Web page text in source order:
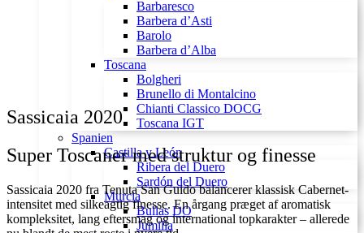
Barbaresco
Barbera d’Asti
Barolo
Barbera d’Alba
Toscana
Bolgheri
Brunello di Montalcino
Chianti Classico DOCG
Toscana IGT
Spanien
Castilla y León
Ribera del Duero
Sardón del Duero
Murcia
Bullas DO
Jumilla
Sassicaia 2020
Super Toscaner med struktur og finesse
Sassicaia 2020 fra Tenuta San Guido balancerer klassisk Cabernet-
intensitet med silkeagtig finesse. En årgang præget af aromatisk
kompleksitet, lang eftersmag og international topkarakter – allerede